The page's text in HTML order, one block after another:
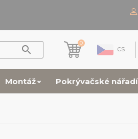

0
cs
Montáž Pokrývačské nářadí